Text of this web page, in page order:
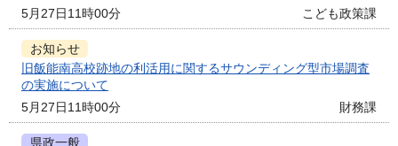
5月27日11時00分
こども政策課
お知らせ
旧飯能南高校跡地の利活用に関するサウンディング型市場調査
の実施について
5月27日11時00分
財務課
県政一般